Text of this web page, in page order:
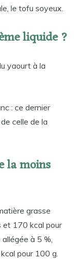
le tofu soyeux.
liquide ?
yaourt à la
: ce dernier
celle de la
la moins
grasse
et 170 kcal pour
à 5 %,
pour 100 g.